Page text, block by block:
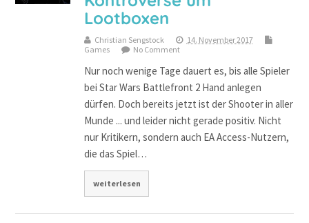
Lootboxen
Christian Sengstock
14. November 2017
Games
No Comment
Nur noch wenige Tage dauert es, bis alle Spieler
bei Star Wars Battlefront 2 Hand anlegen
dürfen. Doch bereits jetzt ist der Shooter in aller
Munde ... und leider nicht gerade positiv. Nicht
nur Kritikern, sondern auch EA Access-Nutzern,
die das Spiel…
weiterlesen